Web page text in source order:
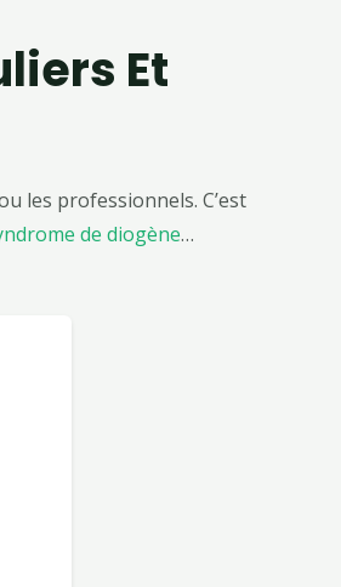
Et
les professionnels. C’est
de diogène…